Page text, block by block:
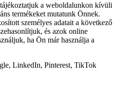
a weboldalunkon kívüli
termékeket mutatunk Önnek.
személyes adatait a következő
és azok online
ha Ön már használja a
LinkedIn, Pinterest, TikTok